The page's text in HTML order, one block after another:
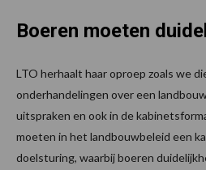
Boeren moeten
LTO herhaalt haar oproep zoals we
onderhandelingen over een
uitspraken en ook in de
moeten in het landbouwbeleid een
doelsturing, waarbij boeren